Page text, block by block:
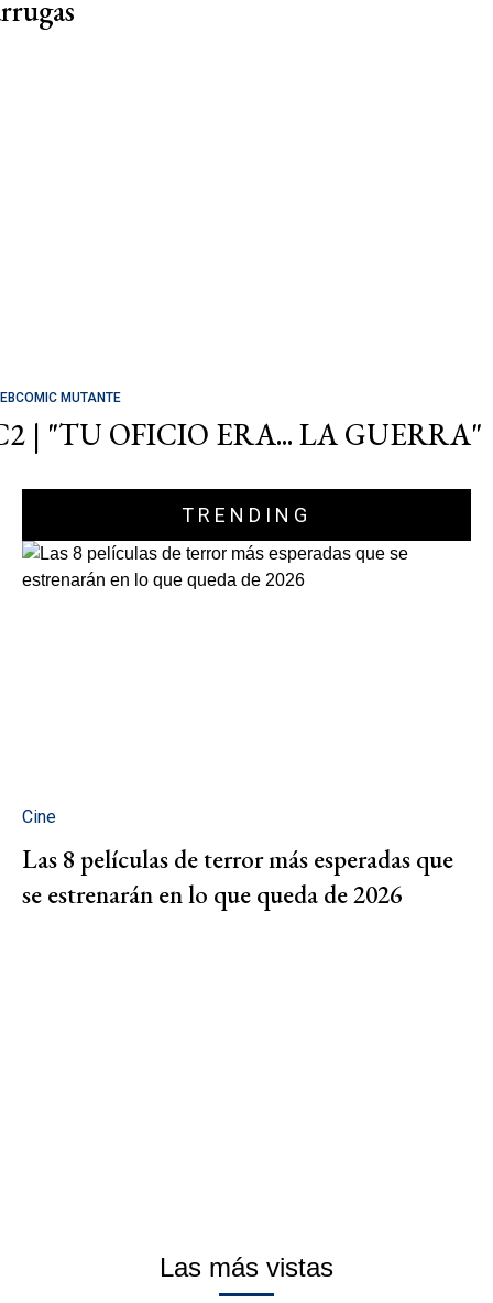
MUTANTE
| "TU OFICIO ERA... LA GUERRA"
TRENDING
Cine
Las 8 películas de terror más esperadas que
se estrenarán en lo que queda de 2026
Las más vistas